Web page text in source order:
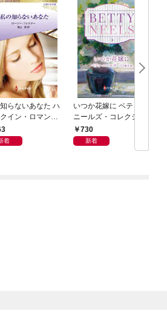
らないあなた ハ
イン・ロマンス
の名作選～【ハ
イン・ロマンス
着
いつか花嫁に ベティ・
ニールズ・コレクショ
ン【ハーレクイン・マ
スターピース版】
730
新着